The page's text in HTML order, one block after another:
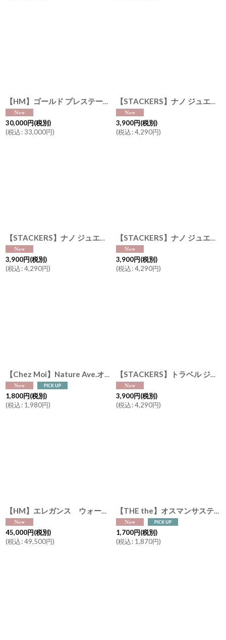
【HM】ゴールド プレステージ スレッジ Gold Prestige Sledge テーブルデコレーション インテリア
30,000円(税別)
(税込: 33,000円)
【STACKERS】ナノ ジュエリーボックス キーリング トープ Taupe Nano バッグチャーム スタッカーズ ロンドン UK
3,900円(税別)
(税込:4,290円)
【STACKERS】ナノ ジュエリーボックス キーリング ブラッシュピンク Blush Pink Nano バッグチャーム スタッカーズ ロンドン UK
3,900円(税別)
(税込:4,290円)
【STACKERS】ナノ ジュエリーボックス キーリング ペブルグレー Pebble Gray Nano バッグチャーム スタッカーズ ロンドン UK
3,900円(税別)
(税込:4,290円)
【Chez Moi】Nature Ave.オリジナル リネンフリルタオル ギフト イタリア シェモア リネン コットンタオル ハンカチ
1,800円(税別)
(税込: 1,980円)
【STACKERS】トラベル ジュエリーボックス S TravelS ペブルシルバー Pebble Silver トラベルS スタッカーズ ロンドン UK
3,900円(税別)
(税込:4,290円)
【HM】エレガンス ウォールクロック スクエア Elegance Wall Clock 60cmx60cm かけ時計 インテリア
45,000円(税別)
(税込:49,500円)
【THE the】オスマンサスティー ザ・ティー ピロースプレー 50ml キンモクセイ フレグランス THE the フランス製 サンタール・エ・ボーテ 金木犀 きんもくせい
1,700円(税別)
(税込: 1,870円)